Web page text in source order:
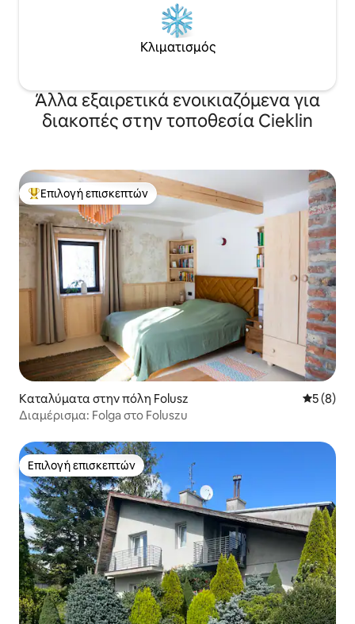
Κλιματισμός
Άλλα εξαιρετικά ενοικιαζόμενα για
διακοπές στην τοποθεσία Cieklin
Κορυφαία επιλογή επισκεπτών
Επιλογή επισκεπτών
Καταλύματα στην πόλη Folusz Μέση
5 (8)
Διαμέρισμα: Folga στο Foluszu
Επιλογή επισκεπτών
Επιλογή επισκεπτών